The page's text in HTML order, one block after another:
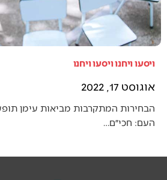
ויסעו ויחנו ויסעו ויחנו
אוגוסט 17, 2022
הבחירות המתקרבות מביאות עימן
העם: חכי״ם…